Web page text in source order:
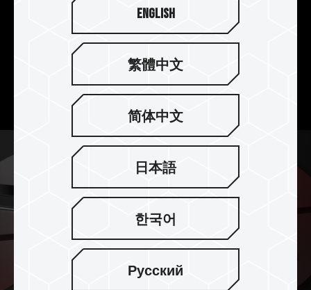
4TB 行動儲存 大有可為
提供 1TB / 2TB / 4TB 容量選擇，不管是出遊的
RAW 照片、多部影片檔，或是需要大量備份的工作
檔案，一顆 SSD 全部帶著走。
English
繁體中文
简体中文
日本語
한국어
Русский